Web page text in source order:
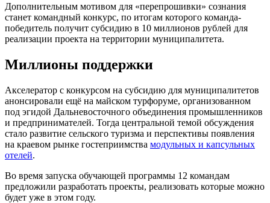
Дополнительным мотивом для «перепрошивки» сознания
станет командный конкурс, по итогам которого команда-
победитель получит субсидию в 10 миллионов рублей для
реализации проекта на территории муниципалитета.
Миллионы поддержки
Акселератор с конкурсом на субсидию для муниципалитетов
анонсировали ещё на майском турфоруме, организованном
под эгидой Дальневосточного объединения промышленников
и предпринимателей. Тогда центральной темой обсуждения
стало развитие сельского туризма и перспективы появления
на краевом рынке гостеприимства модульных и капсульных
отелей.
Во время запуска обучающей программы 12 командам
предложили разработать проекты, реализовать которые можно
будет уже в этом году.